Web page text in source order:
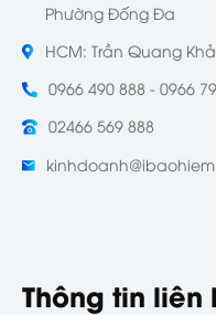
Phường Đống Đa
HCM: Trần Quang
0966 490 888 - 0966
02466 569 888
Thông tin liên